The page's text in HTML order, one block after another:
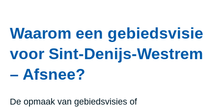
Waarom een gebiedsvisie
voor Sint-Denijs-Westrem
– Afsnee?
De opmaak van gebiedsvisies of